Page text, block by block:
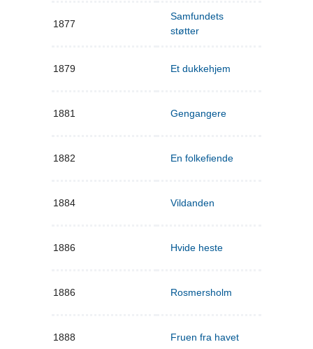
1877
Samfundets
støtter
1879 Et dukkehjem
1881 Gengangere
1882 En folkefiende
1884 Vildanden
1886 Hvide heste
1886 Rosmersholm
1888 Fruen fra havet